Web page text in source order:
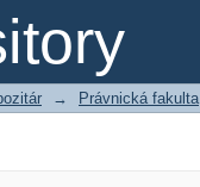
→ Právnická fakulta